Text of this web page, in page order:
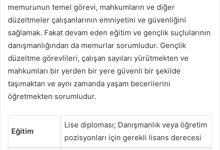
memurunun temel görevi, mahkumların ve diğer
düzeltmeler çalışanlarının emniyetini ve güvenliğini
sağlamak. Fakat devam eden eğitim ve gençlik suçlularının
danışmanlığından da memurlar sorumludur. Gençlik
düzeltme görevlileri, çalışan sayıları yürütmekten ve
mahkumları bir yerden bir yere güvenli bir şekilde
taşımaktan ve aynı zamanda yaşam becerilerini
öğretmekten sorumludur.
Eğitim
Lise diploması; Danışmanlık veya öğretim
pozisyonları için gerekli lisans derecesi